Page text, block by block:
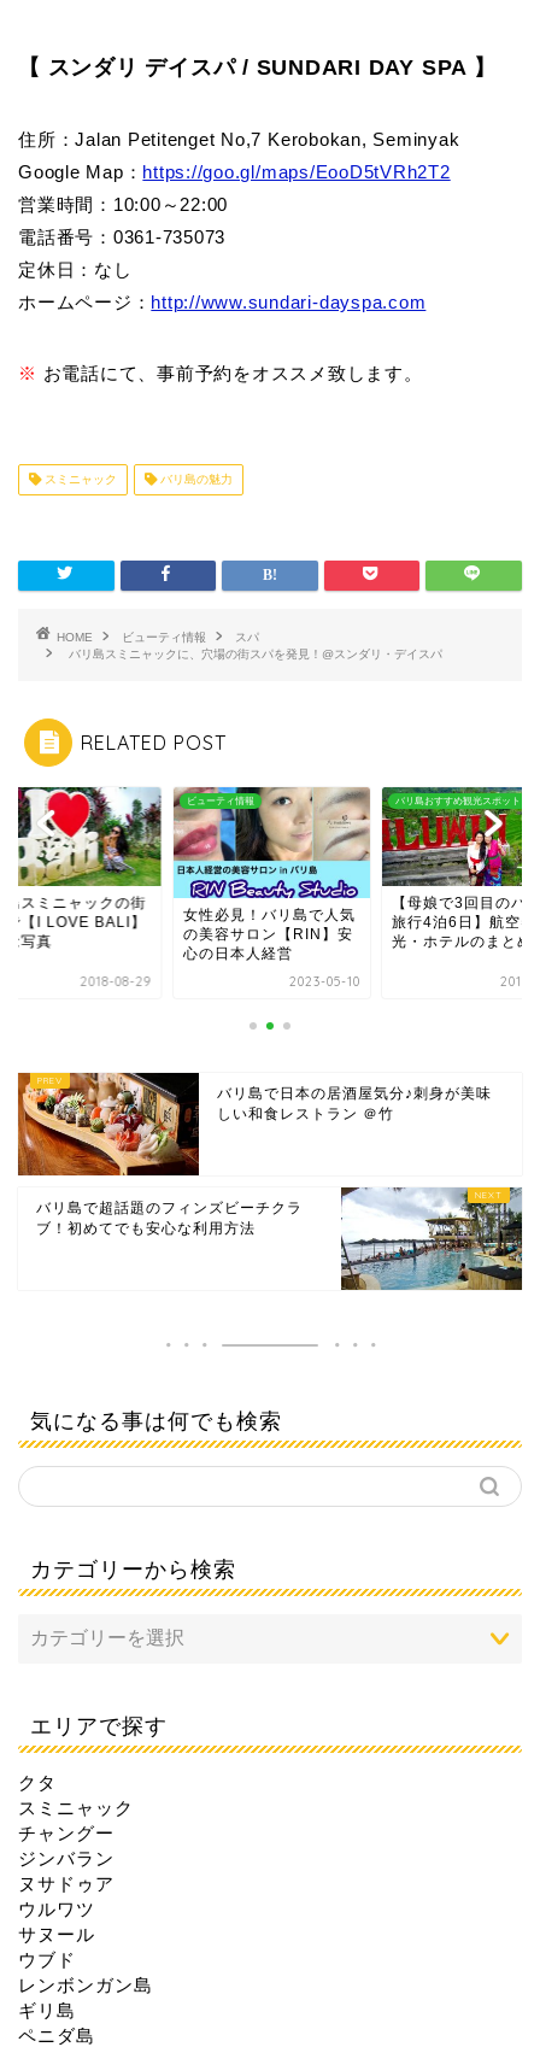
【 スンダリ デイスパ / SUNDARI DAY SPA 】
住所：Jalan Petitenget No,7 Kerobokan, Seminyak
Google Map： https://goo.gl/maps/EooD5tVRh2T2
営業時間：10:00～22:00
電話番号：0361-735073
定休日：なし
ホームページ： http://www.sundari-dayspa.com
※ お電話にて、事前予約をオススメ致します。
スミニャック バリ島の魅力
HOME ビューティ情報
スパ
バリ島スミニャックに、穴場の街スパを発見！@スンダリ・デイスパ
RELATED POST
ティ情報
必見！バリ島で人気
容サロン【RIN】安
本人経営
2023-05-10
バリ島おすすめ観光スポット
【母娘で3回目のバリ島
旅行4泊6日】航空券・観
光・ホテルのまとめ
2018-09-14
スパ
バリ島スミニャック
スパで【I LOVE
と記念写真
2018-
バリ島で日本の居酒屋気分♪刺身が美味
しい和食レストラン ＠竹
バリ島で超話題のフィンズビーチクラ
ブ！初めてでも安心な利用方法
気になる事は何でも検索
カテゴリーから検索
エリアで探す
クタ
スミニャック
チャングー
ジンバラン
ヌサドゥア
ウルワツ
サヌール
ウブド
レンボンガン島
ギリ島
ペニダ島